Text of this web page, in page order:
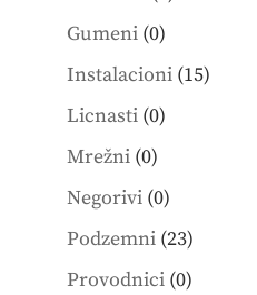
Gumeni 00
products
Instalacioni 1515
Licnasti 00
Mrežni 00
products
Negorivi 00
products
Podzemni 2323
products
Provodnici 00